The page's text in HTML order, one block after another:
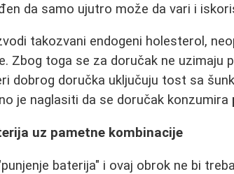
da samo ujutro može da vari i
takozvani endogeni holesterol,
Zbog toga se za doručak ne uzimaju
dobrog doručka uključuju tost sa
je naglasiti da se doručak konzumira
uz pametne kombinacije
baterija" i ovaj obrok ne bi